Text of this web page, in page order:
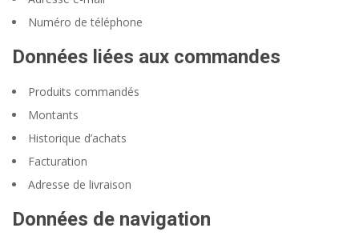
Numéro de téléphone
Données liées aux commandes
Produits commandés
Montants
Historique d’achats
Facturation
Adresse de livraison
Données de navigation